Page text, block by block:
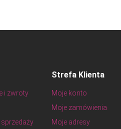
i zwroty
sprzedaży
Strefa Klienta
Moje konto
Moje zamówienia
Moje adresy